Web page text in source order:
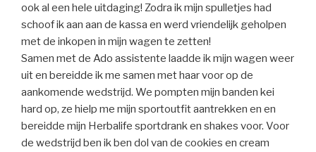
ook al een hele uitdaging! Zodra ik mijn spulletjes had
schoof ik aan aan de kassa en werd vriendelijk geholpen
met de inkopen in mijn wagen te zetten!
Samen met de Ado assistente laadde ik mijn wagen weer
uit en bereidde ik me samen met haar voor op de
aankomende wedstrijd. We pompten mijn banden kei
hard op, ze hielp me mijn sportoutfit aantrekken en en
bereidde mijn Herbalife sportdrank en shakes voor. Voor
de wedstrijd ben ik ben dol van de cookies en cream